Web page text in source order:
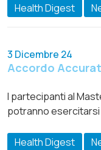
Health Digest
3 Dicembre 24
Accordo
I partecipanti al
potranno
Health Digest